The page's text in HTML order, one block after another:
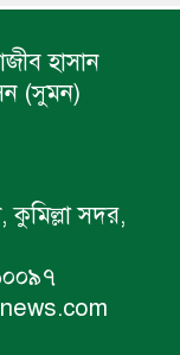
হাসান
(সুমন)
সদর,